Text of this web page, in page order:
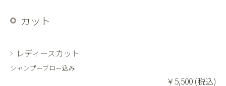
カット
レディースカット
シャンプーブロー込み
￥5,500 (税込)